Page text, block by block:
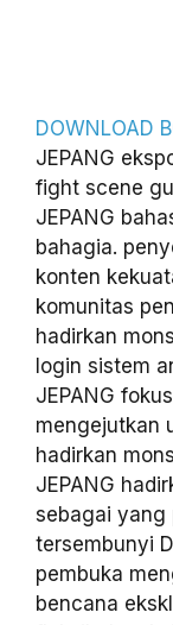
DOWNLOAD
JEPANG
fight scene
JEPANG
bahagia.
konten
komunitas
hadirkan
login sistem
JEPANG
mengejutkan
hadirkan
JEPANG
sebagai yang
tersembunyi
pembuka
bencana